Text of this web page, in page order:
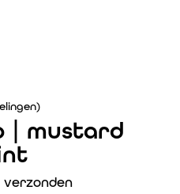
| mustard
verzonden